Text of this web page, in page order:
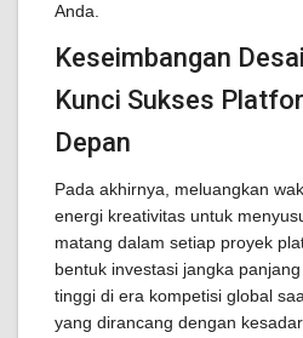
Anda.
Keseimbangan
Kunci Sukses
Depan
Pada akhirnya, meluangkan
energi kreativitas untuk
matang dalam setiap proyek
bentuk investasi jangka
tinggi di era kompetisi global
yang dirancang dengan